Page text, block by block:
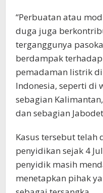
“Perbuatan atau
duga juga
terganggunya
berdampak
pemadaman listrik
Indonesia, seperti di
sebagian
dan sebagian
Kasus tersebut telah
penyidikan sejak 4
penyidik masih
menetapkan pihak